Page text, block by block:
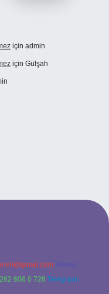
için admin
için Gülşah
Teams:
606 0 726 Telegram: